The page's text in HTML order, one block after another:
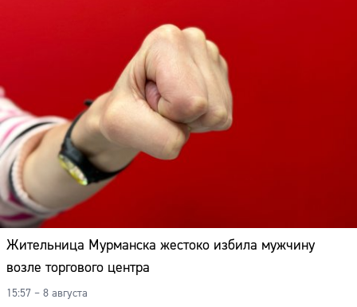
Жительница Мурманска жестоко избила мужчину
возле торгового центра
15:57 – 8 августа